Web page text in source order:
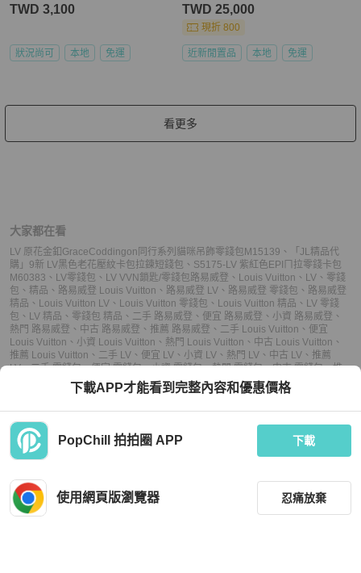
TWD 3,100
狀況尚可 本地 免運
TWD 25,000
現折 800
近新閒置品 本地 免運
看更多
大家都在看
LV 原花金釦GraceCoddingon同行系列貓咪吊飾零錢包M15139 、
「JL精品代
購」9新 LV黑色老花壓紋卡包拉鍊短錢包 、 S5175-LV 紫紅色EPIㄇ拉零錢卡包
M60383 、 LV零錢包 、 LV VVN鎖匙/零錢包 路易威登 、 Louis Vuitton 、 LV 、 零錢
包 、 精品 、 路易威登 Louis Vuitton 、 路易威登 LV 、 路易威登 零錢包 、 路易威登
精品 、 Louis Vuitton LV 、 Louis Vuitton 零錢包 、 Louis Vuitton 精品 、 LV 零錢
包 、 LV 精品 、 零錢包 精品 、 二手 路易威登 、 便宜 路易威登 、 小資 路易威登 、
熱門 路易威登 、 中古 路易威登 、 推薦 路易威登 、 二手 Louis Vuitton 、 便宜
Louis Vuitton 、 小資 Louis Vuitton 、 熱門 Louis Vuitton 、 中古 Louis Vuitton 、
推薦 Louis Vuitton 、 二手 LV 、 便宜 LV 、 小資 LV 、 熱門 LV 、 中古 LV 、 推薦
LV、二手 零錢包、便宜 零錢包、小資 零錢包、熱門 零錢包、中古 零錢包、推
二手 精品、便宜 精品、小資 精品 、 熱門 精品、中古 精品
下載APP才能看到完整內容和優惠價格
PopChill 拍拍圈 APP 下載
使用網頁版瀏覽器 忍痛放棄